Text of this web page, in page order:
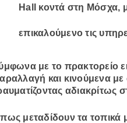
Hall κοντά στη Μόσχα,
επικαλούμενο τις
με το πρακτορείο
και κινούμενα
μεταδίδουν τα τοπικά